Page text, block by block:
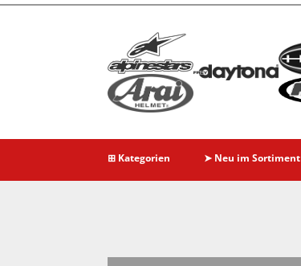
⊞ Kategorien ➤ Neu im Sortiment